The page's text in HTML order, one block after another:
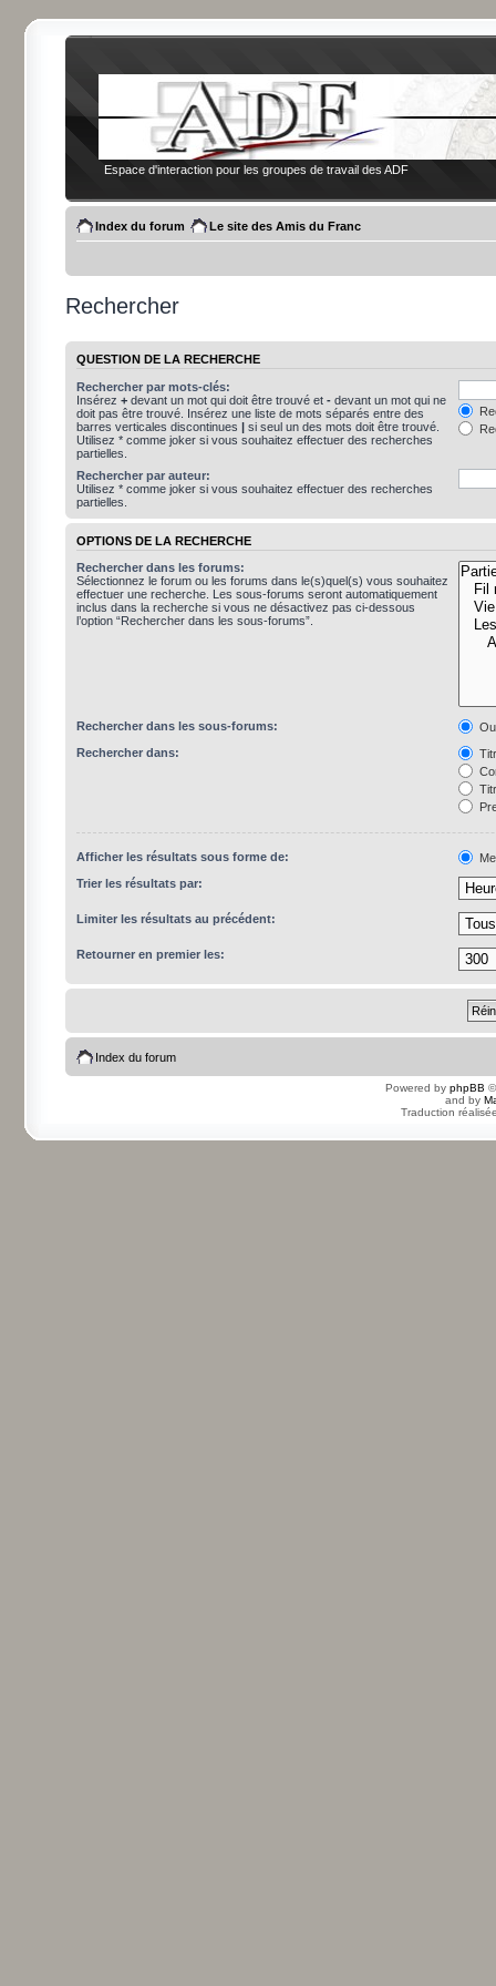
Espace d'interaction pour les groupes de travail des ADF
Index du forum Le site des Amis du Franc
Rechercher
QUESTION DE LA RECHERCHE
Rechercher par mots-clés:
Insérez + devant un mot qui doit être trouvé et - devant un mot qui ne
doit pas être trouvé. Insérez une liste de mots séparés entre des
barres verticales discontinues | si seul un des mots doit être trouvé.
Utilisez * comme joker si vous souhaitez effectuer des recherches
partielles.
Rechercher par auteur:
Utilisez * comme joker si vous souhaitez effectuer des recherches
partielles.
OPTIONS DE LA RECHERCHE
Rechercher dans les forums:
Sélectionnez le forum ou les forums dans le(s)quel(s) vous souhaitez
effectuer une recherche. Les sous-forums seront automatiquement
inclus dans la recherche si vous ne désactivez pas ci-dessous
l’option “Rechercher dans les sous-forums”.
Rechercher dans les sous-forums:
Rechercher dans:
Afficher les résultats sous forme de:
Trier les résultats par:
Limiter les résultats au précédent:
Retourner en premier les:
Index du forum
Powered by phpBB
and by
Traduction